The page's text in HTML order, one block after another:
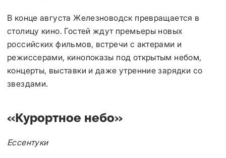
В конце августа Железноводск превращается в
столицу кино. Гостей ждут премьеры новых
российских фильмов, встречи с актерами и
режиссерами, кинопоказы под открытым небом,
концерты, выставки и даже утренние зарядки со
звездами.
«Курортное небо»
Ессентуки